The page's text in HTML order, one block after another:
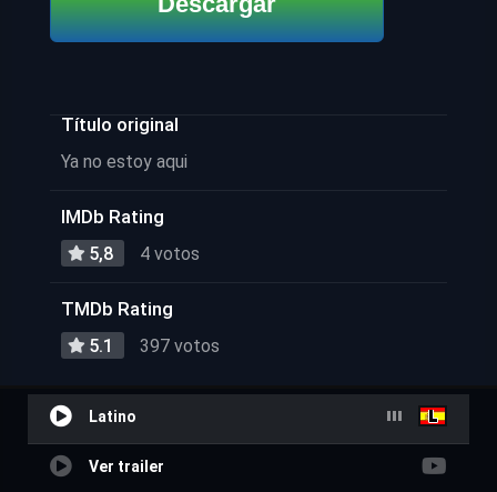
Título original
Ya no estoy aqui
IMDb Rating
5,8 4 votos
TMDb Rating
5.1 397 votos
Latino
Ver trailer